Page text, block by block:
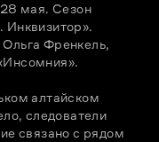
мая. Сезон
Инквизитор».
Френкель,
алтайском
следователи
связано с рядом